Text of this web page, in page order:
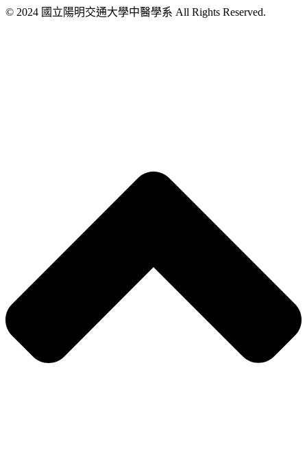
© 2024 國立陽明交通大學中醫學系 All Rights Reserved.